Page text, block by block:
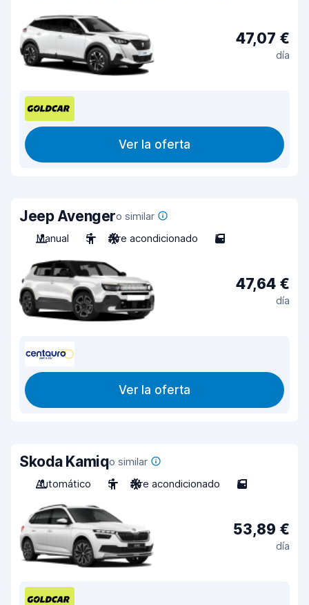
47,07 €
día
Ver la oferta
Jeep Avengero similar
Manual
5 Aire acondicionado 5
47,64 €
día
Ver la oferta
Skoda Kamiqo similar
Automático
5 Aire acondicionado 5
53,89 €
día